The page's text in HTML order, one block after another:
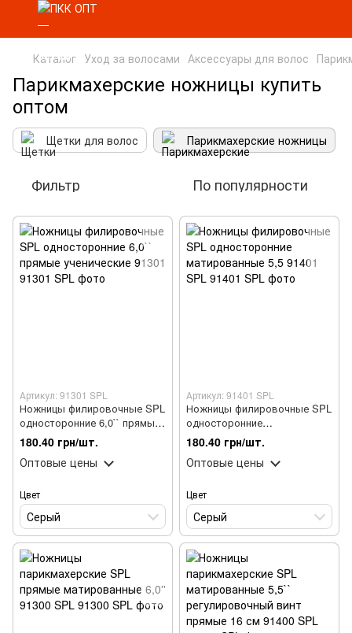
Каталог Уход за волосами Аксессуары для волос
Парикмахерские ножницы купить
оптом
Щетки для волос Парикмахерские ножницы
Фильтр По популярности
Артикул: 91301 SPL
Ножницы филировочные SPL
односторонние 6,0`` прямые
ученические 91301
180.40 грн/шт.
Оптовые цены
Цвет
Серый
Артикул: 91401 SPL
Ножницы филировочные SPL
односторонние
матированные 5,5 91401 SPL
180.40 грн/шт.
Оптовые цены
Цвет
Серый